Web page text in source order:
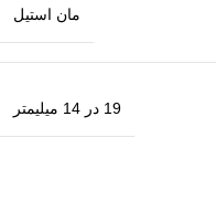
مان استیل
19 در 14 میلیمتر